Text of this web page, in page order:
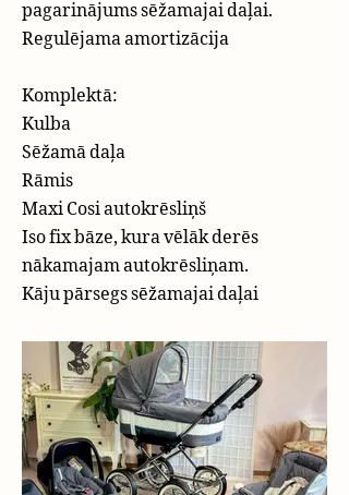
pagarinājums sēžamajai daļai.
Regulējama amortizācija
Komplektā:
Kulba
Sēžamā daļa
Rāmis
Maxi Cosi autokrēsliņš
Iso fix bāze, kura vēlāk derēs
nākamajam autokrēsliņam.
Kāju pārsegs sēžamajai daļai